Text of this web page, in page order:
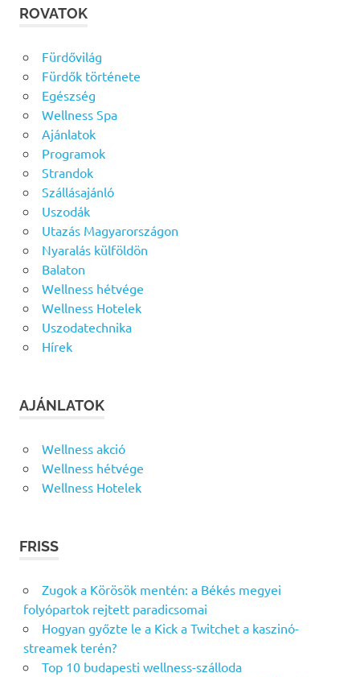
ROVATOK
Fürdővilág
Fürdők története
Egészség
Wellness Spa
Ajánlatok
Programok
Strandok
Szállásajánló
Uszodák
Utazás Magyarországon
Nyaralás külföldön
Balaton
Wellness hétvége
Wellness Hotelek
Uszodatechnika
Hírek
AJÁNLATOK
Wellness akció
Wellness hétvége
Wellness Hotelek
FRISS
Zugok a Körösök mentén: a Békés megyei
folyópartok rejtett paradicsomai
Hogyan győzte le a Kick a Twitchet a kaszinó-
streamek terén?
Top 10 budapesti wellness-szálloda